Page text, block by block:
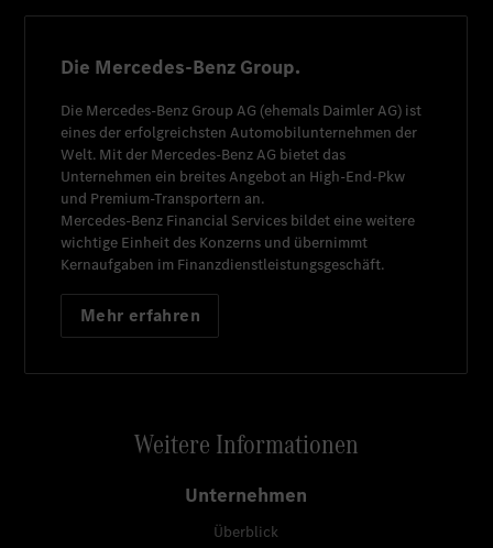
Die Mercedes-Benz Group.
Die Mercedes-Benz Group AG (ehemals Daimler AG) ist
eines der erfolgreichsten Automobilunternehmen der
Welt. Mit der Mercedes-Benz AG bietet das
Unternehmen ein breites Angebot an High-End-Pkw
und Premium-Transportern an.
Mercedes-Benz Financial Services bildet eine weitere
wichtige Einheit des Konzerns und übernimmt
Kernaufgaben im Finanzdienstleistungsgeschäft.
Mehr erfahren
Weitere Informationen
Unternehmen
Überblick